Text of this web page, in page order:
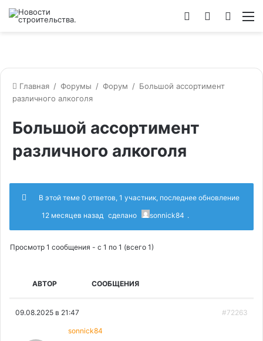
Switch
Войти
Главная / Форумы / Форум / Большой ассортимент
различного алкоголя
Большой ассортимент
различного алкоголя
В этой теме 0 ответов, 1 участник, последнее обновление
12 месяцев назад сделано sonnick84 .
Просмотр 1 сообщения - с 1 по 1 (всего 1)
АВТОР СООБЩЕНИЯ
09.08.2025 в 21:47 #72263
sonnick84